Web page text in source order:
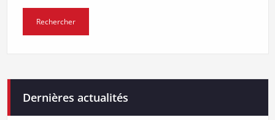
Dernières actualités